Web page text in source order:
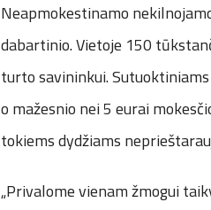
Neapmokestinamo
dabartinio. Vietoje 150
turto savininkui.
o mažesnio nei 5 eurai
tokiems dydžiams
„Privalome vienam žmogui